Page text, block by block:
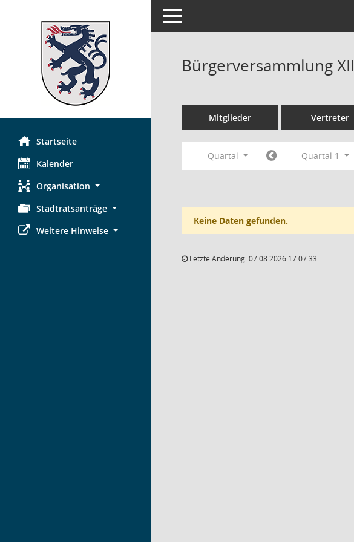
Startseite
Kalender
Organisation
Stadtratsanträge
Weitere Hinweise
Toggle navigation
Bürgerversammlung
Mitglieder Vertreter
Quartal Quartal 1
Keine Daten gefunden.
Letzte Änderung: 07.08.2026 17:07:33